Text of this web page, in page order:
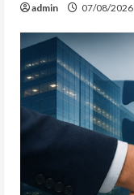
admin 07/08/2026